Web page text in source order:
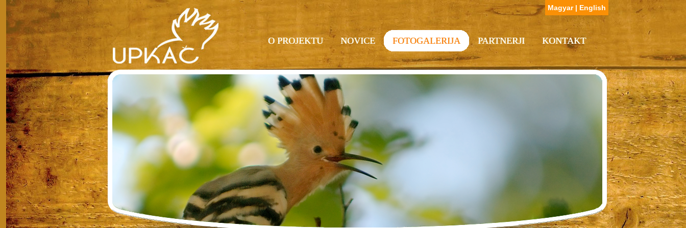
Magyar| English
O PROJEKTU NOVICE FOTOGALERIJA PARTNERJI KONTAKT